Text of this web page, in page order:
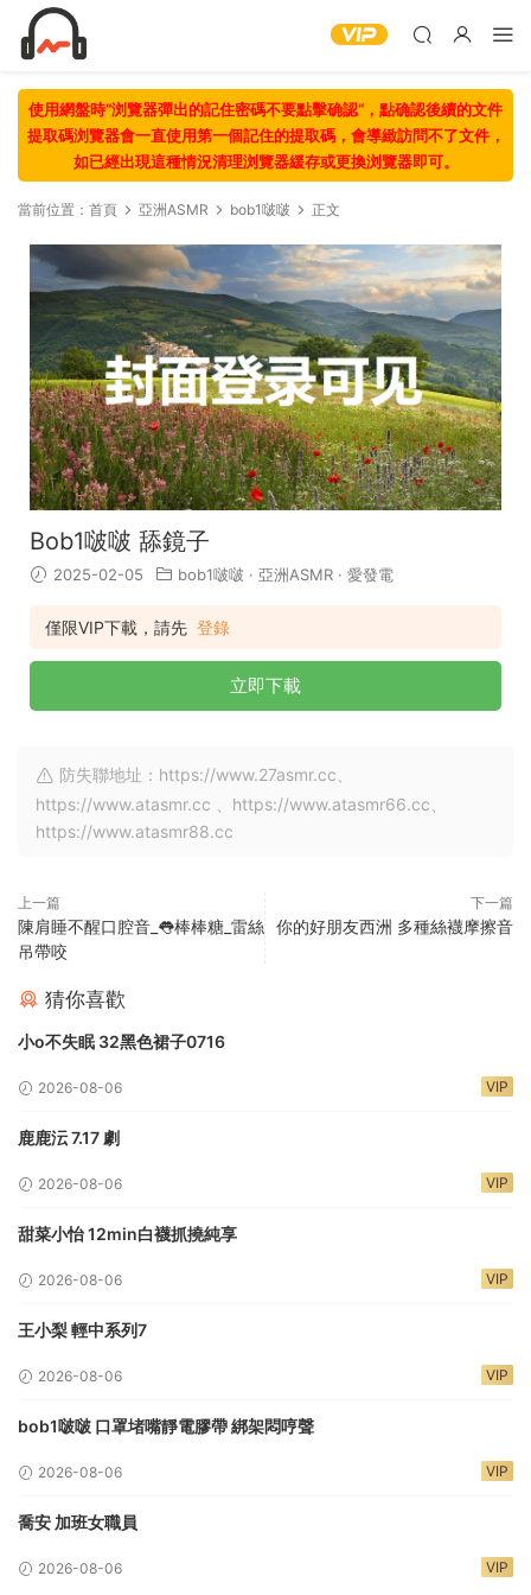
使用網盤時“浏覽器彈出的記住密碼不要點擊确認“，點确認後續的文件
提取碼浏覽器會一直使用第一個記住的提取碼，會導緻訪問不了文件，
如已經出現這種情況清理浏覽器緩存或更換浏覽器即可。
當前位置： 首頁 亞洲ASMR bob1啵啵 正文
Bob1啵啵 舔鏡子
2025-02-05 bob1啵啵 · 亞洲ASMR · 愛發電
僅限VIP下載，請先 登錄
立即下載
防失聯地址：https://www.27asmr.cc、
https://www.atasmr.cc 、https://www.atasmr66.cc、
https://www.atasmr88.cc
上一篇
陳肩睡不醒口腔音_👅棒棒糖_雷絲
吊帶咬
下一篇
你的好朋友西洲 多種絲襪摩擦音
猜你喜歡
小o不失眠 32黑色裙子0716
2026-08-06 VIP
鹿鹿沄 7.17 劇
2026-08-06 VIP
甜菜小怡 12min白襪抓撓純享
2026-08-06 VIP
王小梨 輕中系列7
2026-08-06 VIP
bob1啵啵 口罩堵嘴靜電膠帶 綁架悶哼聲
2026-08-06 VIP
喬安 加班女職員
2026-08-06 VIP